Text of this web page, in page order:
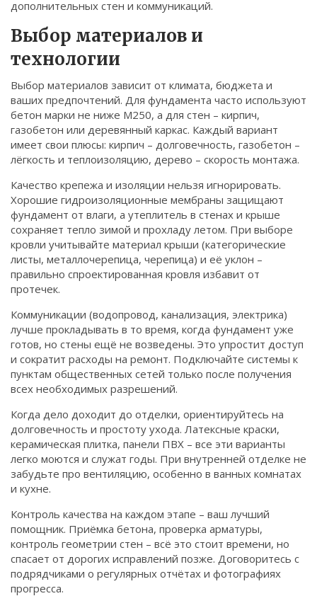
дополнительных стен и коммуникаций.
Выбор материалов и
технологии
Выбор материалов зависит от климата, бюджета и
ваших предпочтений. Для фундамента часто используют
бетон марки не ниже М250, а для стен – кирпич,
газобетон или деревянный каркас. Каждый вариант
имеет свои плюсы: кирпич – долговечность, газобетон –
лёгкость и теплоизоляцию, дерево – скорость монтажа.
Качество крепежа и изоляции нельзя игнорировать.
Хорошие гидроизоляционные мембраны защищают
фундамент от влаги, а утеплитель в стенах и крыше
сохраняет тепло зимой и прохладу летом. При выборе
кровли учитывайте материал крыши (категорические
листы, металлочерепица, черепица) и её уклон –
правильно спроектированная кровля избавит от
протечек.
Коммуникации (водопровод, канализация, электрика)
лучше прокладывать в то время, когда фундамент уже
готов, но стены ещё не возведены. Это упростит доступ
и сократит расходы на ремонт. Подключайте системы к
пунктам общественных сетей только после получения
всех необходимых разрешений.
Когда дело доходит до отделки, ориентируйтесь на
долговечность и простоту ухода. Латексные краски,
керамическая плитка, панели ПВХ – все эти варианты
легко моются и служат годы. При внутренней отделке не
забудьте про вентиляцию, особенно в ванных комнатах
и кухне.
Контроль качества на каждом этапе – ваш лучший
помощник. Приёмка бетона, проверка арматуры,
контроль геометрии стен – всё это стоит времени, но
спасает от дорогих исправлений позже. Договоритесь с
подрядчиками о регулярных отчётах и фотографиях
прогресса.